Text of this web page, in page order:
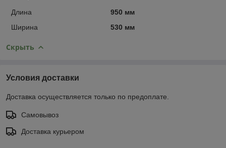
Длина
950 мм
Ширина
530 мм
Скрыть
Условия доставки
Доставка осуществляется только по предоплате.
Самовывоз
Доставка курьером